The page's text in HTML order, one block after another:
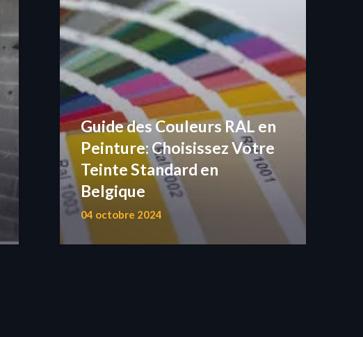
Guide des Couleurs RAL en
Peinture: Choisissez Votre
Teinte Standard en
Belgique
04 octobre 2024